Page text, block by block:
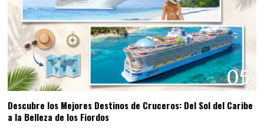
05
Descubre los Mejores Destinos de Cruceros: Del Sol del Caribe
a la Belleza de los Fiordos